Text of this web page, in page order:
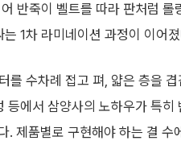
반죽이 벨트를 따라 판처럼
1차 라미네이션 과정이 이어
를 수차례 접고 펴, 얇은 층을
등에서 삼양사의 노하우가 특
. 제품별로 구현해야 하는 결